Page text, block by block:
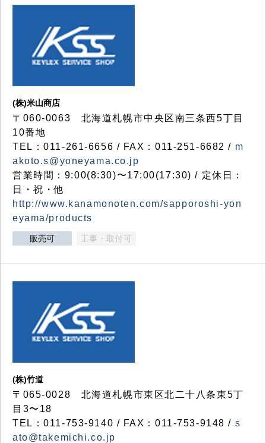
(株)米山商店
〒060-0063 北海道札幌市中央区南三条西5丁目
10番地
TEL：011-261-6656 / FAX：011-251-6682 / m
akoto.s@yoneyama.co.jp
営業時間：9:00(8:30)〜17:00(17:30) / 定休日：
日・祝・他
http://www.kanamonoten.com/sapporoshi-yon
eyama/products
販売可 工事・取付可
(株)竹道
〒065-0028 北海道札幌市東区北二十八条東5丁
目3〜18
TEL：011-753-9140 / FAX：011-753-9148 / s
ato@takemichi.co.jp